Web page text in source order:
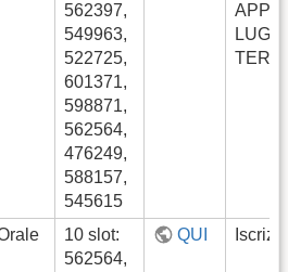
562397,
549963,
522725,
601371,
598871,
562564,
476249,
588157,
545615
10 slot:
562564,
QUI